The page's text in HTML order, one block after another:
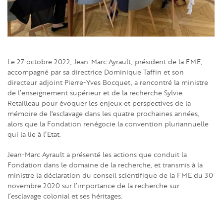
Le 27 octobre 2022, Jean-Marc Ayrault, président de la FME,
accompagné par sa directrice Dominique Taffin et son
directeur adjoint Pierre-Yves Bocquet, a rencontré la ministre
de l’enseignement supérieur et de la recherche Sylvie
Retailleau pour évoquer les enjeux et perspectives de la
mémoire de l'esclavage dans les quatre prochaines années,
alors que la Fondation renégocie la convention pluriannuelle
qui la lie à l’Etat.
Jean-Marc Ayrault a présenté les actions que conduit la
Fondation dans le domaine de la recherche, et transmis à la
ministre la déclaration du conseil scientifique de la FME du 30
novembre 2020 sur l’importance de la recherche sur
l’esclavage colonial et ses héritages.